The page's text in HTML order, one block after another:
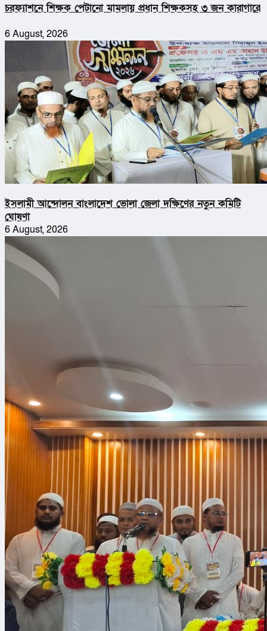
চরফ্যাশনে শিক্ষক পেটানো মামলায় প্রধান শিক্ষকসহ ৩ জন কারাগারে
6 August, 2026
ইসলামী আন্দোলন বাংলাদেশ ভোলা জেলা দক্ষিণের নতুন কমিটি
ঘোষণা
6 August, 2026